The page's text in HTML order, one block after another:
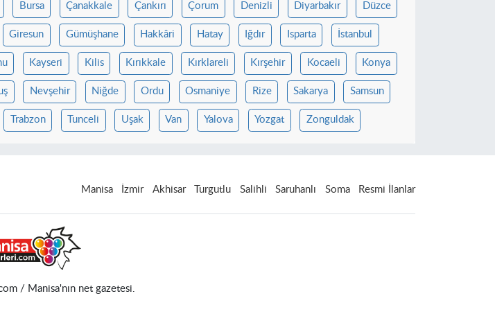
Bursa Çanakkale Çankırı Çorum Denizli Diyarbakır Düzce
Giresun Gümüşhane Hakkâri Hatay Iğdır Isparta İstanbul
Kayseri Kilis Kırıkkale Kırklareli Kırşehir Kocaeli Konya
Nevşehir Niğde Ordu Osmaniye Rize Sakarya Samsun
Trabzon Tunceli Uşak Van Yalova Yozgat Zonguldak
Manisa İzmir Akhisar Turgutlu Salihli Saruhanlı Soma Resmi İlanlar
/ Manisa'nın net gazetesi.